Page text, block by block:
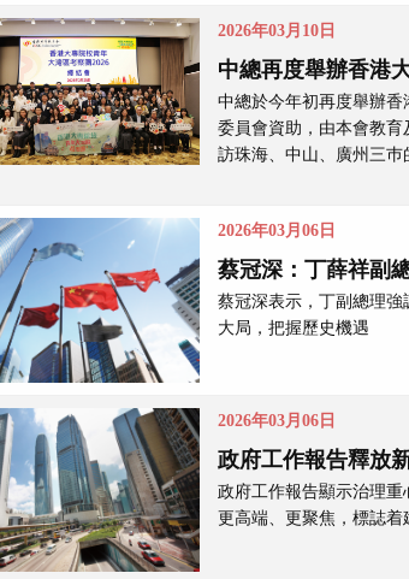
2026年03月10日
中總再度舉辦香港
中總於今年初再度舉辦
委員會資助，由本會教
訪珠海、中山、廣州三巿
2026年03月06日
蔡冠深：丁薛祥副
蔡冠深表示，丁副總理
大局，把握歷史機遇
2026年03月06日
政府工作報告釋放
政府工作報告顯示治理
更高端、更聚焦，標誌着